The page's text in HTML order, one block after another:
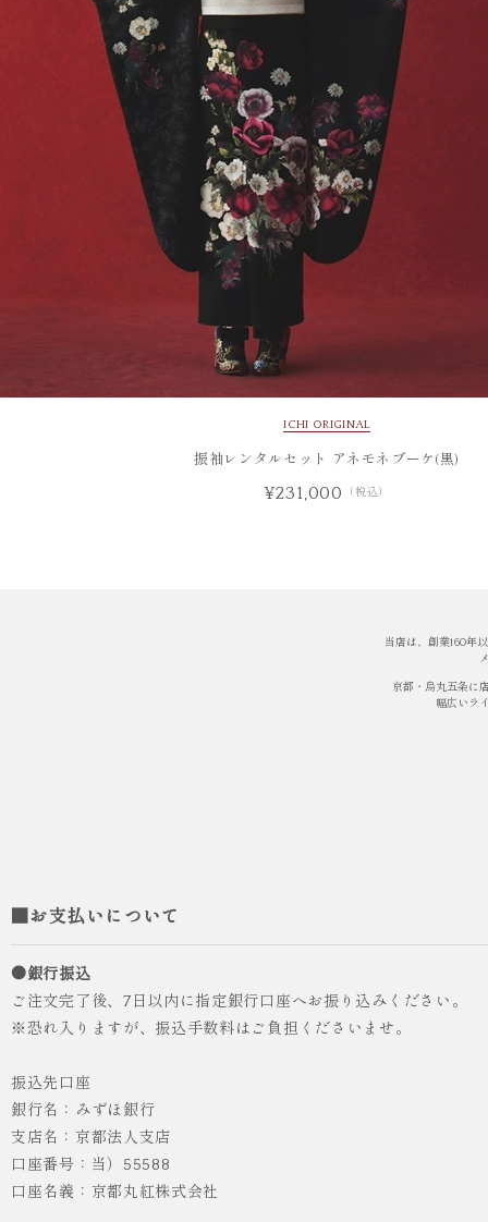
ICHI ORIGINAL
振袖レンタルセット アネモネブーケ(黒)
¥231,000 （税込）
当店は、創業160年
京都・烏丸五条に
幅広いラ
■お支払いについて
●銀行振込
ご注文完了後、7日以内に指定銀行口座へお振り込みください。
※恐れ入りますが、振込手数料はご負担くださいませ。
振込先口座
銀行名：みずほ銀行
支店名：京都法人支店
口座番号：当）55588
口座名義：京都丸紅株式会社